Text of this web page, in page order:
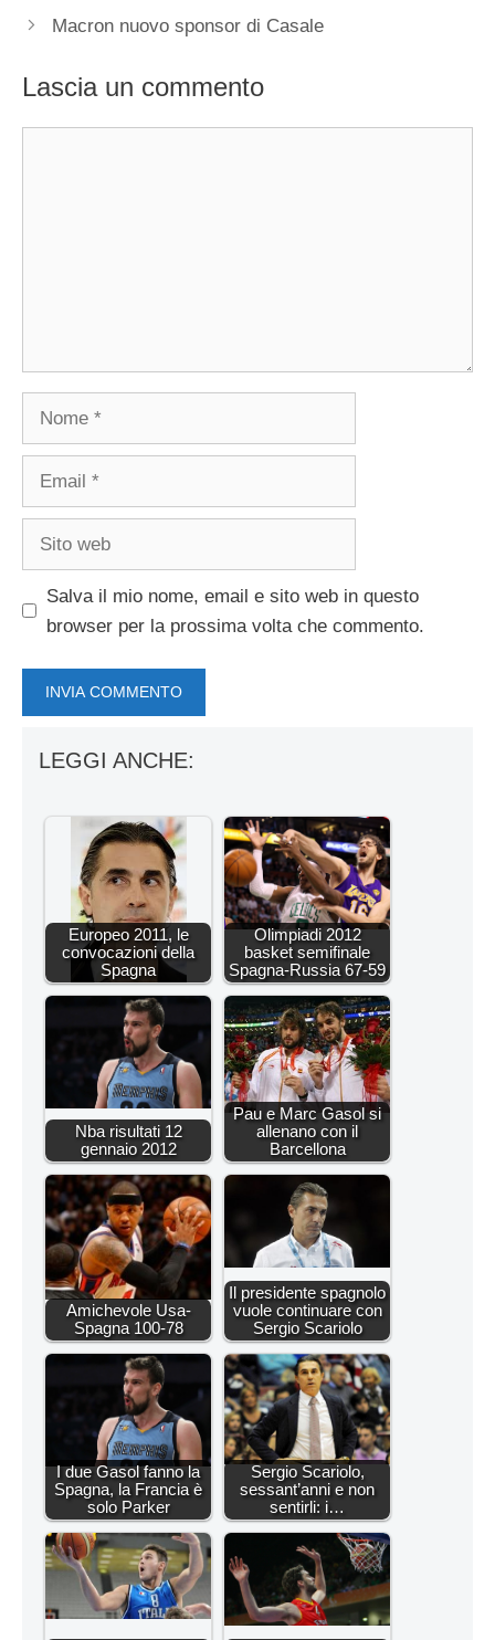
Macron nuovo sponsor di Casale
Lascia un commento
Salva il mio nome, email e sito web in questo
browser per la prossima volta che commento.
LEGGI ANCHE:
Europeo 2011, le
convocazioni della
Spagna
Olimpiadi 2012
basket semifinale
Spagna-Russia 67-59
Nba risultati 12
gennaio 2012
Pau e Marc Gasol si
allenano con il
Barcellona
Amichevole Usa-
Spagna 100-78
Il presidente spagnolo
vuole continuare con
Sergio Scariolo
I due Gasol fanno la
Spagna, la Francia è
solo Parker
Sergio Scariolo,
sessant’anni e non
sentirli: i…